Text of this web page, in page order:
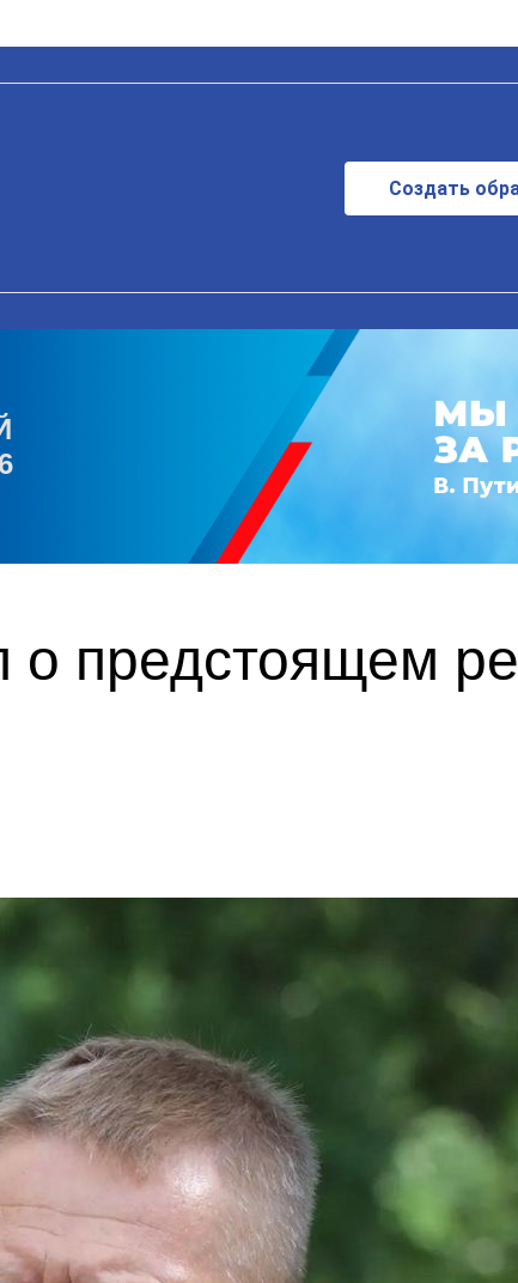
Создать
о предстоящем